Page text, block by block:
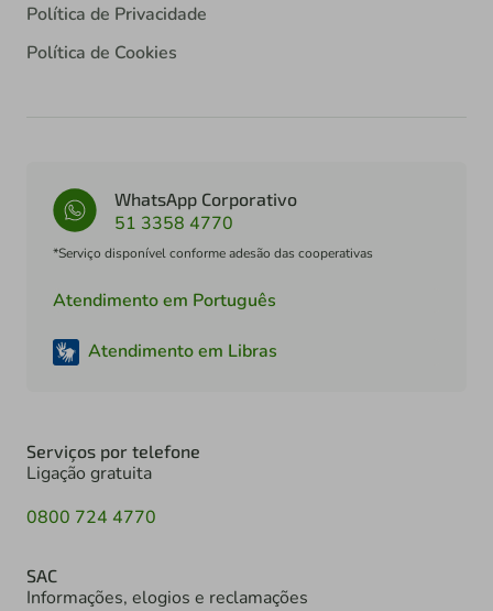
Política de Privacidade
Política de Cookies
WhatsApp Corporativo
51 3358 4770
*Serviço disponível conforme adesão das cooperativas
Atendimento em Português
Atendimento em Libras
Serviços por telefone
Ligação gratuita
0800 724 4770
SAC
Informações, elogios e reclamações